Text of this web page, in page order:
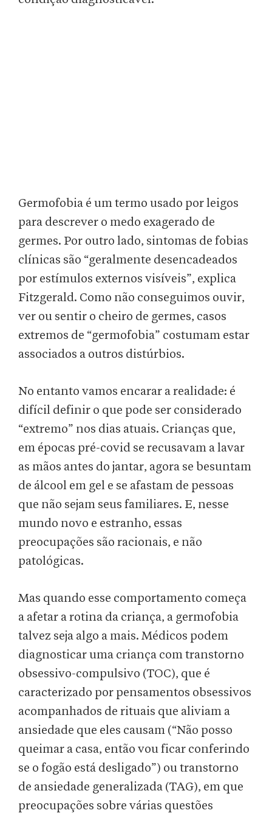
Germofobia é um termo usado por leigos
para descrever o medo exagerado de
germes. Por outro lado, sintomas de fobias
clínicas são “geralmente desencadeados
por estímulos externos visíveis”, explica
Fitzgerald. Como não conseguimos ouvir,
ver ou sentir o cheiro de germes, casos
extremos de “germofobia” costumam estar
associados a outros distúrbios.
No entanto vamos encarar a realidade: é
difícil definir o que pode ser considerado
“extremo” nos dias atuais. Crianças que,
em épocas pré-covid se recusavam a lavar
as mãos antes do jantar, agora se besuntam
de álcool em gel e se afastam de pessoas
que não sejam seus familiares. E, nesse
mundo novo e estranho, essas
preocupações são racionais, e não
patológicas.
Mas quando esse comportamento começa
a afetar a rotina da criança, a germofobia
talvez seja algo a mais. Médicos podem
diagnosticar uma criança com transtorno
obsessivo-compulsivo (TOC), que é
caracterizado por pensamentos obsessivos
acompanhados de rituais que aliviam a
ansiedade que eles causam (“Não posso
queimar a casa, então vou ficar conferindo
se o fogão está desligado”) ou transtorno
de ansiedade generalizada (TAG), em que
preocupações sobre várias questões